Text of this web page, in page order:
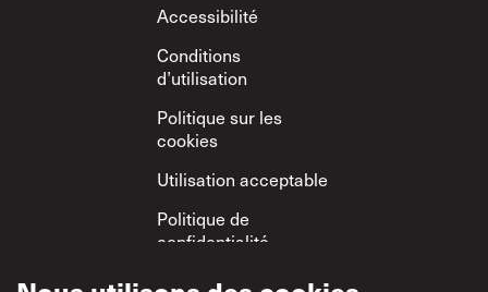
Footer
Accessibilité
Conditions
d’utilisation
Politique sur les
cookies
Utilisation acceptable
Politique de
confidentialité
Politique sur le